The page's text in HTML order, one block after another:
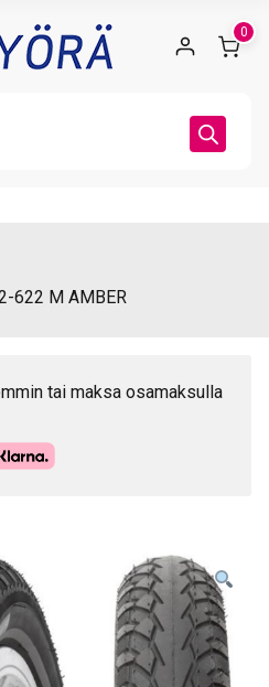
0
622 M AMBER
tai maksa osamaksulla